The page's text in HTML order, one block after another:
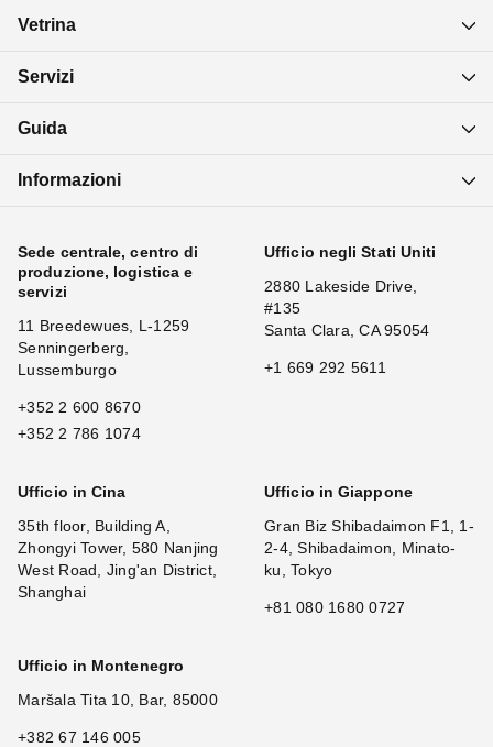
Vetrina
Servizi
Guida
Informazioni
Sede centrale, centro di
produzione, logistica e
servizi
11 Breedewues, L-1259
Senningerberg,
Lussemburgo
+352 2 600 8670
+352 2 786 1074
Ufficio negli Stati Uniti
2880 Lakeside Drive,
#135
Santa Clara, CA 95054
+1 669 292 5611
Ufficio in Cina
35th floor, Building A,
Zhongyi Tower, 580 Nanjing
West Road, Jing'an District,
Shanghai
Ufficio in Giappone
Gran Biz Shibadaimon F1, 1-
2-4, Shibadaimon, Minato-
ku, Tokyo
+81 080 1680 0727
Ufficio in Montenegro
Maršala Tita 10, Bar, 85000
+382 67 146 005